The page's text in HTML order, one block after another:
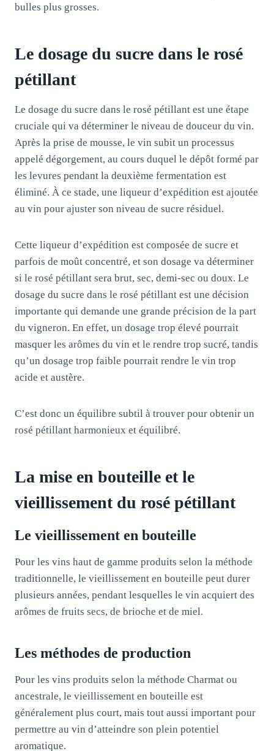
bulles plus grosses.
Le dosage du sucre dans le rosé
pétillant
Le dosage du sucre dans le rosé pétillant est une étape
cruciale qui va déterminer le niveau de douceur du vin.
Après la prise de mousse, le vin subit un processus
appelé dégorgement, au cours duquel le dépôt formé par
les levures pendant la deuxième fermentation est
éliminé. À ce stade, une liqueur d’expédition est ajoutée
au vin pour ajuster son niveau de sucre résiduel.
Cette liqueur d’expédition est composée de sucre et
parfois de moût concentré, et son dosage va déterminer
si le rosé pétillant sera brut, sec, demi-sec ou doux. Le
dosage du sucre dans le rosé pétillant est une décision
importante qui demande une grande précision de la part
du vigneron. En effet, un dosage trop élevé pourrait
masquer les arômes du vin et le rendre trop sucré, tandis
qu’un dosage trop faible pourrait rendre le vin trop
acide et austère.
C’est donc un équilibre subtil à trouver pour obtenir un
rosé pétillant harmonieux et équilibré.
La mise en bouteille et le
vieillissement du rosé pétillant
Le vieillissement en bouteille
Pour les vins haut de gamme produits selon la méthode
traditionnelle, le vieillissement en bouteille peut durer
plusieurs années, pendant lesquelles le vin acquiert des
arômes de fruits secs, de brioche et de miel.
Les méthodes de production
Pour les vins produits selon la méthode Charmat ou
ancestrale, le vieillissement en bouteille est
généralement plus court, mais tout aussi important pour
permettre au vin d’atteindre son plein potentiel
aromatique.